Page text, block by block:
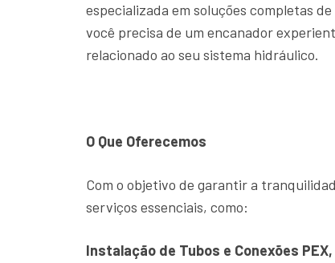
especializada em soluções completas
você precisa de um encanador
relacionado ao seu sistema hidráulico.
O Que Oferecemos
Com o objetivo de garantir a
serviços essenciais, como:
Instalação de Tubos e Conexões PEX,